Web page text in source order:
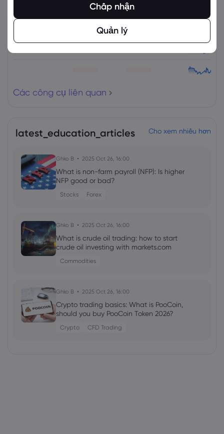
Các công cụ liên quan
latest_education_articles Cho xem nhiều hơn
Ghko B 2025 Oct 26, 16:00
What is non-farm payroll (NFP): Is higher
NFP good or bad?
Stocks Forex
Ghko B 2025 Oct 26, 16:00
What is crude oil trading: how to start
crude oil investing with markets.com
Commodities
Ghko B 2025 Oct 26, 16:00
Crypto trading basics: What is PooCoin,
should you buy PooCoin Token 2026?
Crypto CFD Trading
Chấp nhận
Quản lý